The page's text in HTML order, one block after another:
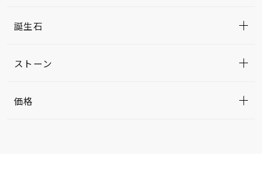
誕生石
ストーン
価格